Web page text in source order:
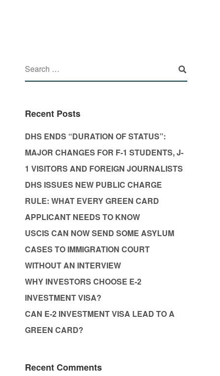
Recent Posts
DHS ENDS “DURATION OF STATUS”:
MAJOR CHANGES FOR F-1 STUDENTS, J-
1 VISITORS AND FOREIGN JOURNALISTS
DHS ISSUES NEW PUBLIC CHARGE
RULE: WHAT EVERY GREEN CARD
APPLICANT NEEDS TO KNOW
USCIS CAN NOW SEND SOME ASYLUM
CASES TO IMMIGRATION COURT
WITHOUT AN INTERVIEW
WHY INVESTORS CHOOSE E-2
INVESTMENT VISA?
CAN E-2 INVESTMENT VISA LEAD TO A
GREEN CARD?
Recent Comments